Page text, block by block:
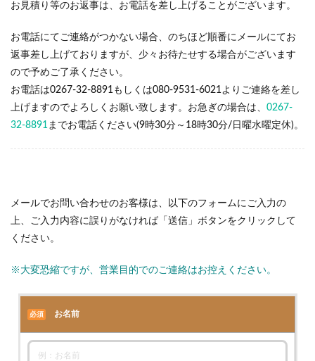
お見積り等のお返事は、お電話を差し上げることがございます。
お電話にてご連絡がつかない場合、のちほど順番にメールにてお
返事差し上げておりますが、少々お待たせする場合がございます
ので予めご了承ください。
お電話は0267-32-8891もしくは080-9531-6021よりご連絡を差し
上げますのでよろしくお願い致します。お急ぎの場合は、 0267-
32-8891までお電話ください(9時30分～18時30分/日曜水曜定休)。
メールでお問い合わせのお客様は、以下のフォームにご入力の
上、ご入力内容に誤りがなければ「送信」ボタンをクリックして
ください。
※大変恐縮ですが、営業目的でのご連絡はお控えください。
必須 お名前